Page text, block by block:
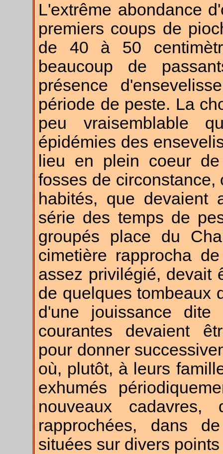
L'extrême abondance
premiers coups de
de 40 à 50
beaucoup de
présence
période de peste. La
peu vraisemblable
épidémies des
lieu en plein coeur
fosses de
habités, que devaient
série des temps de
groupés place du
cimetière rapprocha
assez privilégié, devait
de quelques tombeaux
d'une jouissance dite
courantes devaient
pour donner
où, plutôt, à leurs
exhumés
nouveaux
rapprochées, dans
situées sur divers